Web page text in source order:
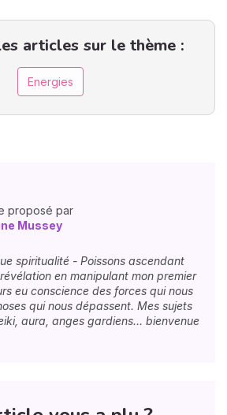
articles sur le thème :
Energies
proposé par
Mussey
spiritualité - Poissons ascendant
révélation en manipulant mon premier
eu conscience des forces qui nous
qui nous dépassent. Mes sujets
aura, anges gardiens… bienvenue